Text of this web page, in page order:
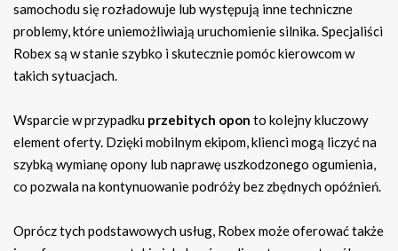
samochodu się rozładowuje lub występują inne techniczne
problemy, które uniemożliwiają uruchomienie silnika. Specjaliści
Robex są w stanie szybko i skutecznie pomóc kierowcom w
takich sytuacjach.
Wsparcie w przypadku przebitych opon to kolejny kluczowy
element oferty. Dzięki mobilnym ekipom, klienci mogą liczyć na
szybką wymianę opony lub naprawę uszkodzonego ogumienia,
co pozwala na kontynuowanie podróży bez zbędnych opóźnień.
Oprócz tych podstawowych usług, Robex może oferować także